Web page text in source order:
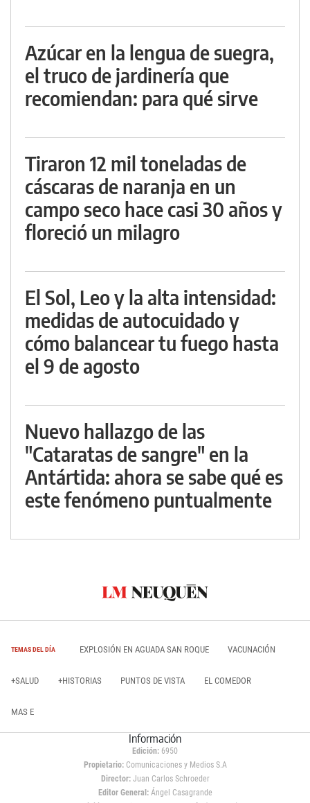
Azúcar en la lengua de suegra,
el truco de jardinería que
recomiendan: para qué sirve
Tiraron 12 mil toneladas de
cáscaras de naranja en un
campo seco hace casi 30 años y
floreció un milagro
El Sol, Leo y la alta intensidad:
medidas de autocuidado y
cómo balancear tu fuego hasta
el 9 de agosto
Nuevo hallazgo de las
"Cataratas de sangre" en la
Antártida: ahora se sabe qué es
este fenómeno puntualmente
TEMAS DEL DÍA EXPLOSIÓN EN AGUADA SAN ROQUE VACUNACIÓN
+SALUD +HISTORIAS PUNTOS DE VISTA EL COMEDOR
MAS E
Información
Edición: 6950
Propietario:Comunicaciones y Medios S.A
Director: Juan Carlos Schroeder
Editor General:Ángel Casagrande